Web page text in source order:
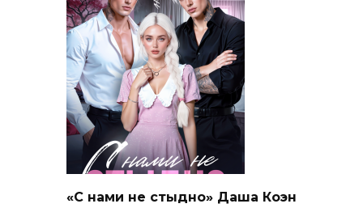
«С нами не стыдно» Даша Коэн